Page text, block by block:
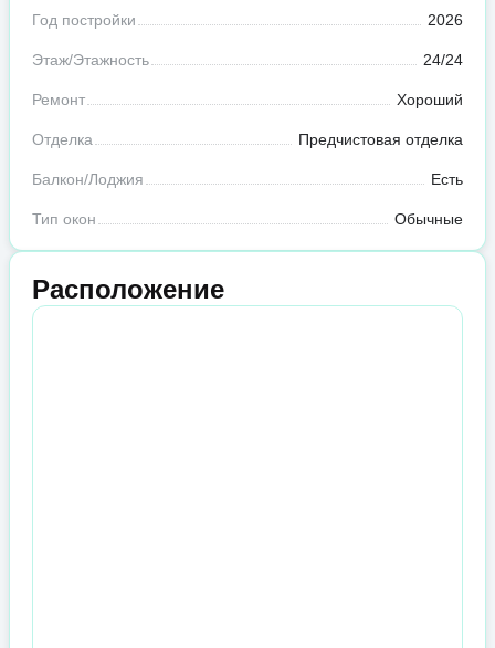
Год постройки 2026
Этаж/Этажность 24/24
Ремонт Хороший
Отделка Предчистовая отделка
Балкон/Лоджия Есть
Тип окон Обычные
Расположение